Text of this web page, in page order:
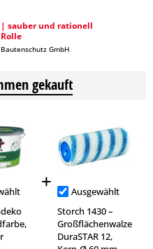
| sauber und rationell
GmbH
gekauft
Ausgewählt
Storch 1430 –
Großflächenwalze
DuraSTAR 12,